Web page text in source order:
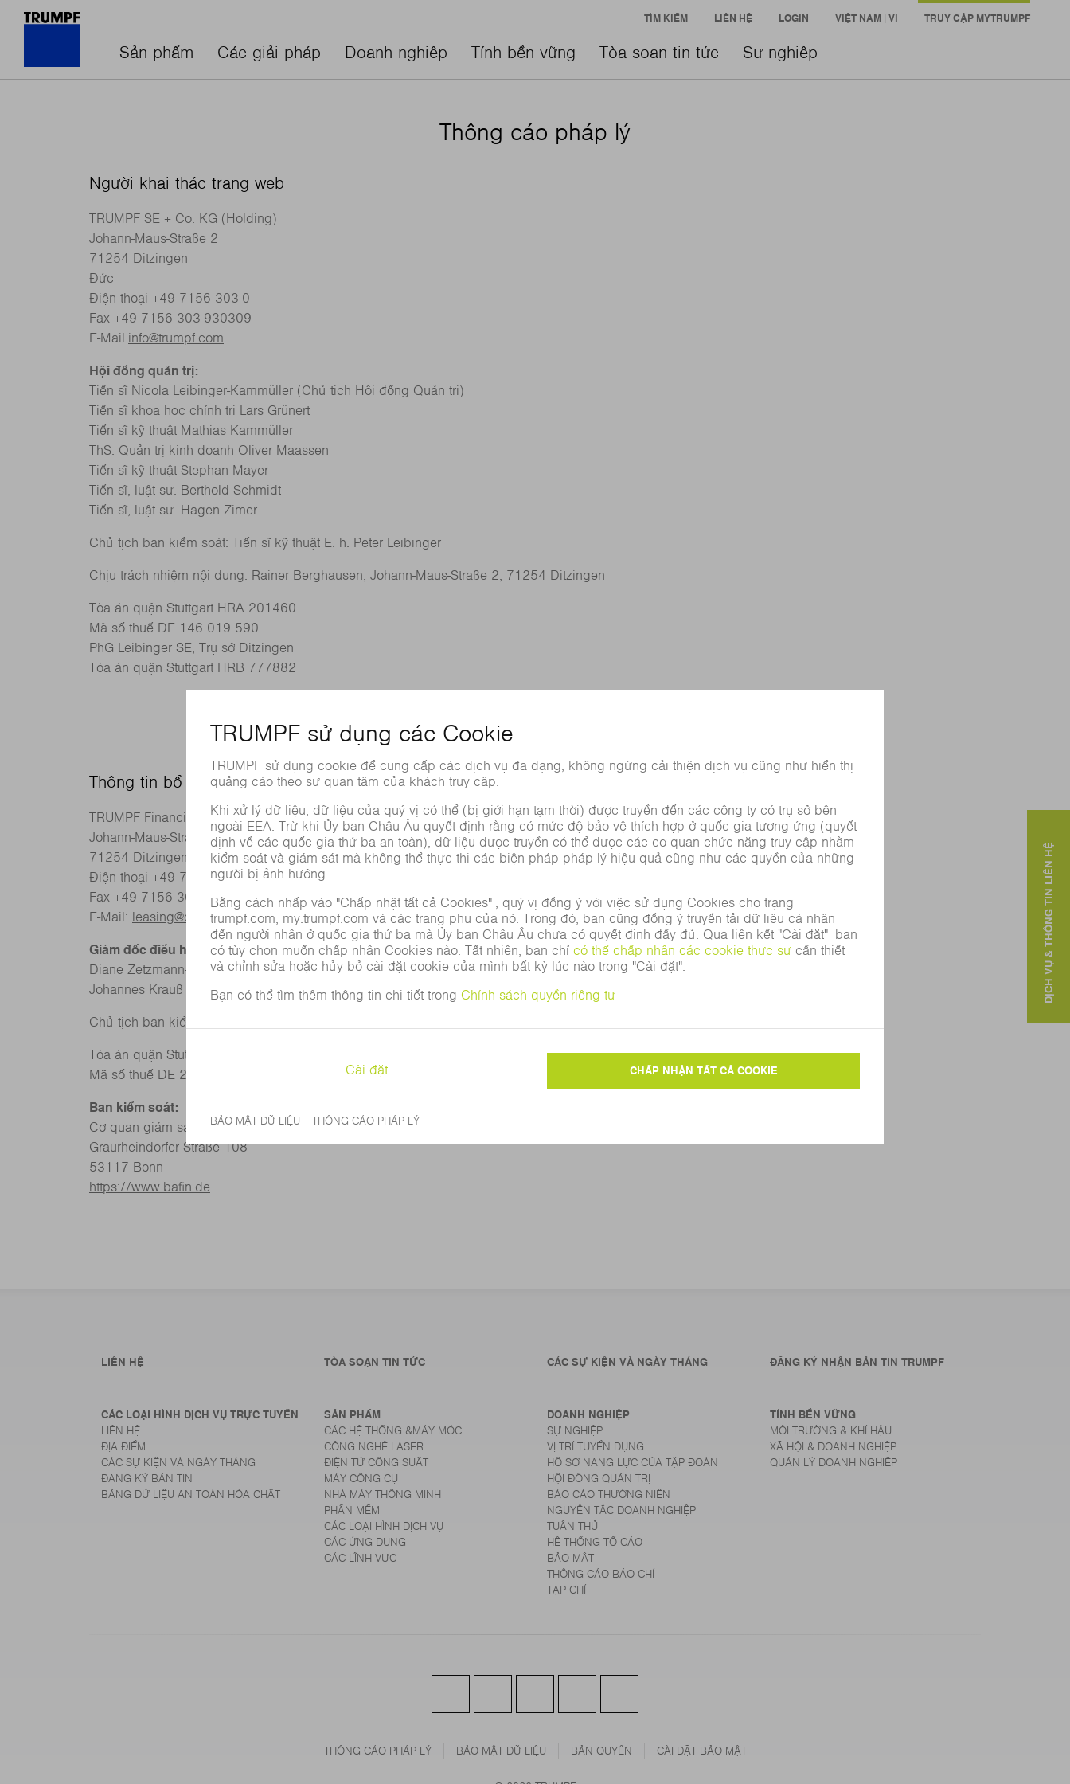
Sản phẩm Các giải pháp Doanh nghiệp Tính bền vững Tòa soạn tin tức Sự nghiệp
TÌM KIẾM LIÊN HỆ LOGIN VIỆT NAM | VI TRUY CẬP MYTRUMPF
Thông cáo pháp lý
Người khai thác trang web
TRUMPF SE + Co. KG (Holding)
Johann-Maus-Straße 2
71254 Ditzingen
Đức
Điện thoại +49 7156 303-0
Fax +49 7156 303-930309
E-Mail info@trumpf.com
Hội đồng quản trị:
Tiến sĩ Nicola Leibinger-Kammüller (Chủ tịch Hội đồng Quản trị)
Tiến sĩ khoa học chính trị Lars Grünert
Tiến sĩ kỹ thuật Mathias Kammüller
ThS. Quản trị kinh doanh Oliver Maassen
Tiến sĩ kỹ thuật Stephan Mayer
Tiến sĩ, luật sư. Berthold Schmidt
Tiến sĩ, luật sư. Hagen Zimer
Chủ tịch ban kiểm soát: Tiến sĩ kỹ thuật E. h. Peter Leibinger
Chịu trách nhiệm nội dung: Rainer Berghausen, Johann-Maus-Straße 2, 71254 Ditzingen
Tòa án quận Stuttgart HRA 201460
Mã số thuế DE 146 019 590
PhG Leibinger SE, Trụ sở Ditzingen
Tòa án quận Stuttgart HRB 777882
Thông tin bổ sung về TRUMPF Financial Services GmbH
TRUMPF Financial Services GmbH
Johann-Maus-Straße 2
71254 Ditzingen
Điện thoại +49 7156 303-0
Fax +49 7156 303-930309
E-Mail:
leasing@de.trumpf.com
Giám đốc điều hành:
Diane Zetzmann‑Krien
Johannes Krauß
Chủ tịch ban kiểm soát: Tiễn sĩ khoa học chính trị Lars Grünert
Tòa án quận Stuttgart HRB 206107
Mã số thuế DE 284325906
Ban kiểm soát:
Cơ quan giám sát tài chính Liên bang
Graurheindorfer Straße 108
53117 Bonn
https://www.bafin.de
DỊCH VỤ & THÔNG TIN LIÊN HỆ
LIÊN HỆ TÒA SOẠN TIN TỨC CÁC SỰ KIỆN VÀ NGÀY THÁNG ĐĂNG KÝ NHẬN BẢN TIN TRUMPF
CÁC LOẠI HÌNH DỊCH VỤ TRỰC TUYẾN
LIÊN HỆ
ĐỊA ĐIỂM
CÁC SỰ KIỆN VÀ NGÀY THÁNG
ĐĂNG KÝ BẢN TIN
BẢNG DỮ LIỆU AN TOÀN HÓA CHẤT
SẢN PHẨM
CÁC HỆ THỐNG &MÁY MÓC
CÔNG NGHỆ LASER
ĐIỆN TỬ CÔNG SUẤT
MÁY CÔNG CỤ
NHÀ MÁY THÔNG MINH
PHẦN MỀM
CÁC LOẠI HÌNH DỊCH VỤ
CÁC ỨNG DỤNG
CÁC LĨNH VỰC
DOANH NGHIỆP
SỰ NGHIỆP
VỊ TRÍ TUYỂN DỤNG
HỒ SƠ NĂNG LỰC CỦA TẬP ĐOÀN
HỘI ĐỒNG QUẢN TRỊ
BÁO CÁO THƯỜNG NIÊN
NGUYÊN TẮC DOANH NGHIỆP
TUÂN THỦ
HỆ THỐNG TỐ CÁO
BẢO MẬT
THÔNG CÁO BÁO CHÍ
TẠP CHÍ
TÍNH BỀN VỮNG
MÔI TRƯỜNG & KHÍ HẬU
XÃ HỘI & DOANH NGHIỆP
QUẢN LÝ DOANH NGHIỆP
THÔNG CÁO PHÁP LÝ BẢO MẬT DỮ LIỆU BẢN QUYỀN CÀI ĐẶT BẢO MẬT